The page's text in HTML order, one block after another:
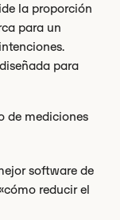
la proporción
para un
para
de mediciones
software de
reducir el